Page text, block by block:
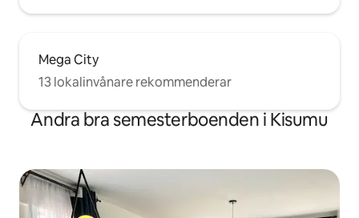
Mega City
13 lokalinvånare rekommenderar
Andra bra semesterboenden i Kisumu